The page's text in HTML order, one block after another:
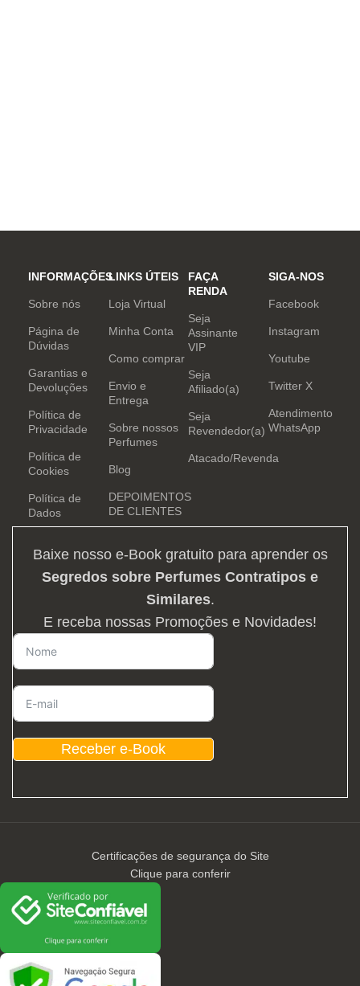
INFORMAÇÕES
Sobre nós
Página de
Dúvidas
Garantias e
Devoluções
Política de
Privacidade
Política de
Cookies
Política de
Dados
LINKS ÚTEIS
Loja Virtual
Minha Conta
Como comprar
Envio e
Entrega
Sobre nossos
Perfumes
Blog
DEPOIMENTOS
DE CLIENTES
FAÇA
RENDA
Seja
Assinante
VIP
Seja
Afiliado(a)
Seja
Revendedor(a)
Atacado/Revenda
SIGA-NOS
Facebook
Instagram
Youtube
Twitter X
Atendimento
WhatsApp
Baixe nosso e-Book gratuito para aprender os
Segredos sobre Perfumes Contratipos e
Similares.
E receba nossas Promoções e Novidades!
Receber e-Book
Certificações de segurança do Site
Clique para conferir